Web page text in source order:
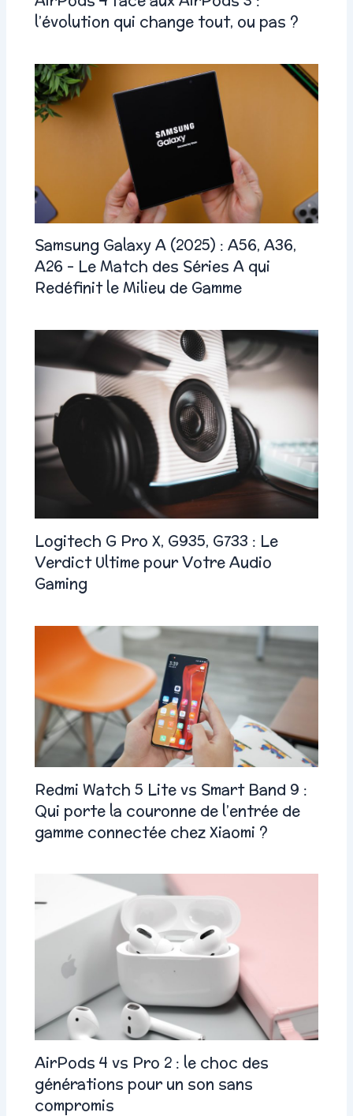
l’évolution qui change tout, ou pas ?
Samsung Galaxy A (2025) : A56, A36,
A26 – Le Match des Séries A qui
Redéfinit le Milieu de Gamme
Logitech G Pro X, G935, G733 : Le
Verdict Ultime pour Votre Audio
Gaming
Redmi Watch 5 Lite vs Smart Band 9 :
Qui porte la couronne de l’entrée de
gamme connectée chez Xiaomi ?
AirPods 4 vs Pro 2 : le choc des
générations pour un son sans
compromis